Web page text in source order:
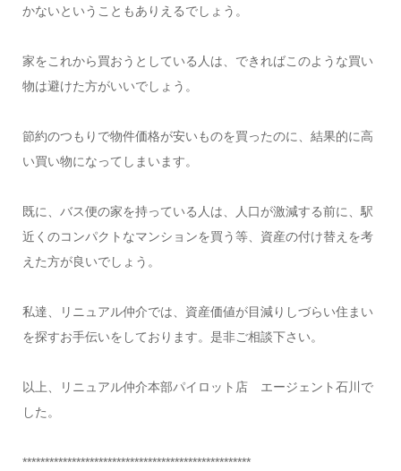
かないということもありえるでしょう。
家をこれから買おうとしている人は、できればこのような買い
物は避けた方がいいでしょう。
節約のつもりで物件価格が安いものを買ったのに、結果的に高
い買い物になってしまいます。
既に、バス便の家を持っている人は、人口が激減する前に、駅
近くのコンパクトなマンションを買う等、資産の付け替えを考
えた方が良いでしょう。
私達、リニュアル仲介では、資産価値が目減りしづらい住まい
を探すお手伝いをしております。是非ご相談下さい。
以上、リニュアル仲介本部パイロット店 エージェント石川で
した。
***************************************************